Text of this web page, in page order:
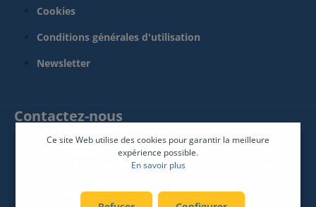
Cookies
Conditions générales d'utilisation
Newsletter
Contactez-nous
SPHINX France Connect
12 Rue René Descartes 85600 Montaigu-Vendée
Siège social :02 51 09 26 60
Ce site Web utilise des cookies pour garantir la meilleure
expérience possible.
En savoir plus